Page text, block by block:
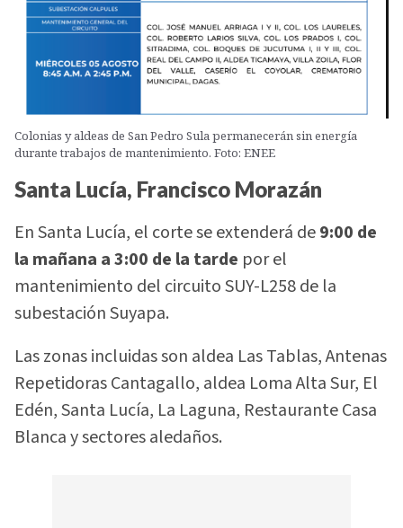
Colonias y aldeas de San Pedro Sula permanecerán sin energía
durante trabajos de mantenimiento. Foto: ENEE
Santa Lucía, Francisco Morazán
En Santa Lucía, el corte se extenderá de9:00 de
la mañana a 3:00 de la tarde por el
mantenimiento del circuito SUY-L258 de la
subestación Suyapa.
Las zonas incluidas son aldea Las Tablas, Antenas
Repetidoras Cantagallo, aldea Loma Alta Sur, El
Edén, Santa Lucía, La Laguna, Restaurante Casa
Blanca y sectores aledaños.